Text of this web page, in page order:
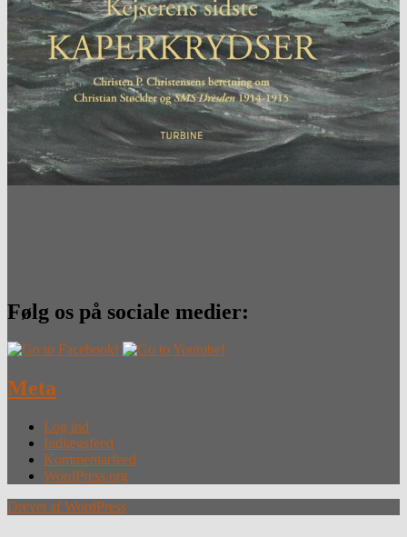
Følg os på sociale medier:
Meta
Log ind
Indlægsfeed
Kommentarfeed
WordPress.org
Drevet af WordPress